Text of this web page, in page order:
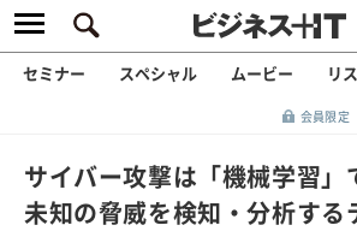
セミナー スペシャル ムービー リ
会員限定
サイバー攻撃は「機械学習」
未知の脅威を検知・分析する